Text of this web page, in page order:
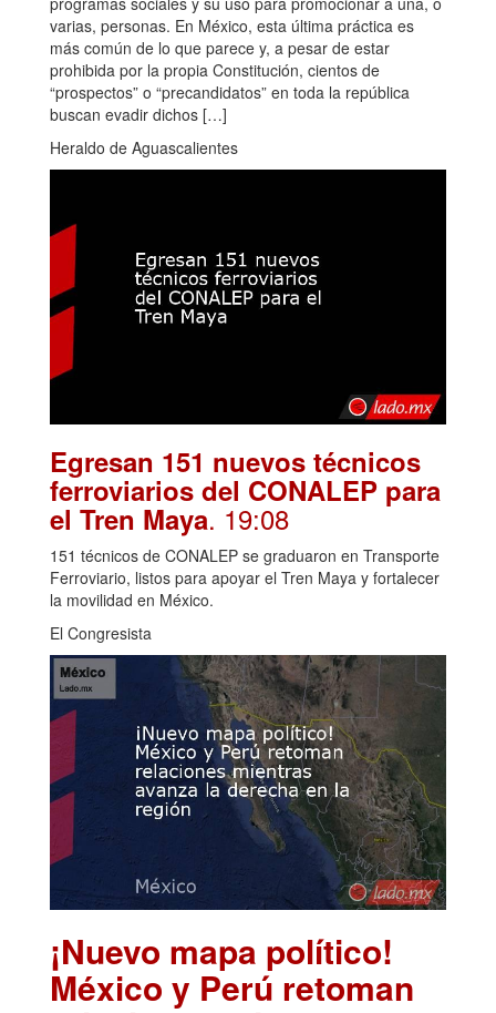
varias, personas. En México, esta última práctica es
más común de lo que parece y, a pesar de estar
prohibida por la propia Constitución, cientos de
“prospectos” o “precandidatos” en toda la república
buscan evadir dichos […]
Heraldo de Aguascalientes
Egresan 151 nuevos técnicos
ferroviarios del CONALEP para
el Tren Maya. 19:08
151 técnicos de CONALEP se graduaron en Transporte
Ferroviario, listos para apoyar el Tren Maya y fortalecer
la movilidad en México.
El Congresista
¡Nuevo mapa político!
México y Perú retoman